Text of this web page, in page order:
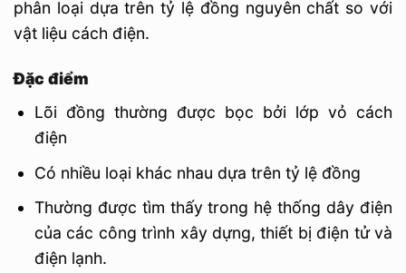
phân loại dựa trên tỷ lệ đồng nguyên chất so với
vật liệu cách điện.
Đặc điểm
Lõi đồng thường được bọc bởi lớp vỏ cách
điện
Có nhiều loại khác nhau dựa trên tỷ lệ đồng
Thường được tìm thấy trong hệ thống dây điện
của các công trình xây dựng, thiết bị điện tử và
điện lạnh.